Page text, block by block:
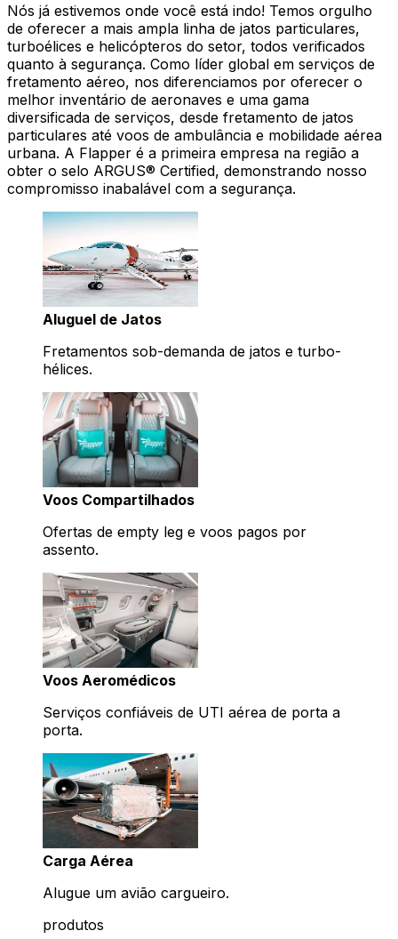
Nós já estivemos onde você está indo! Temos orgulho
de oferecer a mais ampla linha de jatos particulares,
turboélices e helicópteros do setor, todos verificados
quanto à segurança. Como líder global em serviços de
fretamento aéreo, nos diferenciamos por oferecer o
melhor inventário de aeronaves e uma gama
diversificada de serviços, desde fretamento de jatos
particulares até voos de ambulância e mobilidade aérea
urbana. A Flapper é a primeira empresa na região a
obter o selo ARGUS® Certified, demonstrando nosso
compromisso inabalável com a segurança.
Aluguel de Jatos
Fretamentos sob-demanda de jatos e turbo-
hélices.
Voos Compartilhados
Ofertas de empty leg e voos pagos por
assento.
Voos Aeromédicos
Serviços confiáveis de UTI aérea de porta a
porta.
Carga Aérea
Alugue um avião cargueiro.
produtos